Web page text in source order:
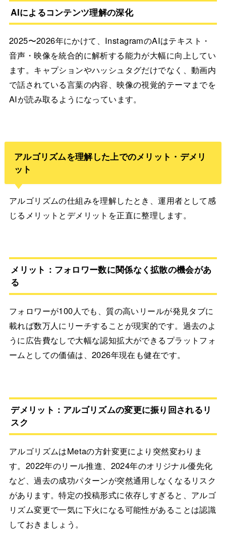
AIによるコンテンツ理解の深化
2025〜2026年にかけて、InstagramのAIはテキスト・
音声・映像を統合的に解析する能力が大幅に向上してい
ます。キャプションやハッシュタグだけでなく、動画内
で話されている言葉の内容、映像の視覚的テーマまでを
AIが読み取るようになっています。
アルゴリズムを理解した上でのメリット・デメリ
ット
アルゴリズムの仕組みを理解したとき、運用者として感
じるメリットとデメリットを正直に整理します。
メリット：フォロワー数に関係なく拡散の機会があ
る
フォロワーが100人でも、質の高いリールが発見タブに
載れば数万人にリーチすることが現実的です。過去のよ
うに広告費なしで大幅な認知拡大ができるプラットフォ
ームとしての価値は、2026年現在も健在です。
デメリット：アルゴリズムの変更に振り回されるリ
スク
アルゴリズムはMetaの方針変更により突然変わりま
す。2022年のリール推進、2024年のオリジナル優先化
など、過去の成功パターンが突然通用しなくなるリスク
があります。特定の投稿形式に依存しすぎると、アルゴ
リズム変更で一気に下火になる可能性があることは認識
しておきましょう。